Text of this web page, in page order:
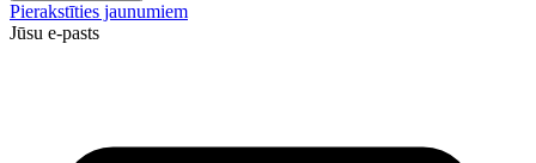
Pierakstīties jaunumiem
Jūsu e-pasts